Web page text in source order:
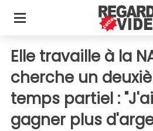
Elle travaille à la
cherche un
temps partiel :
gagner plus